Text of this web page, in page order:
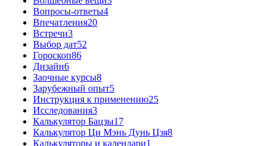
Вопросы-ответы4
Впечатления20
Встречи3
Выбор дат52
Гороскоп86
Дизайн6
Заочные курсы8
Зарубежный опыт5
Инструкция к применению25
Исследования3
Калькулятор Бацзы17
Калькулятор Ци Мэнь Дунь Цзя8
Калькуляторы и календари1